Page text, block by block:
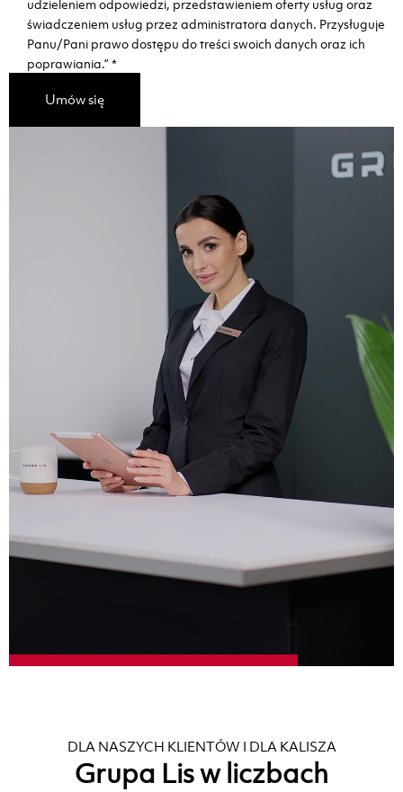
udzieleniem odpowiedzi, przedstawieniem oferty usług oraz
świadczeniem usług przez administratora danych. Przysługuje
Panu/Pani prawo dostępu do treści swoich danych oraz ich
poprawiania.” *
Umów się
DLA NASZYCH KLIENTÓW I DLA KALISZA
Grupa Lis w liczbach